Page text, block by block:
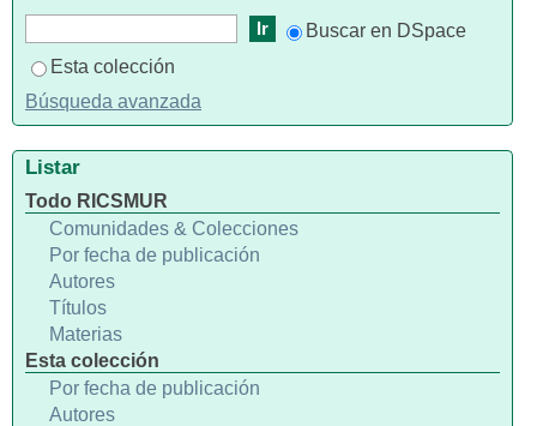
Buscar en DSpace
Esta colección
Búsqueda avanzada
Listar
Todo RICSMUR
Comunidades & Colecciones
Por fecha de publicación
Autores
Títulos
Materias
Esta colección
Por fecha de publicación
Autores